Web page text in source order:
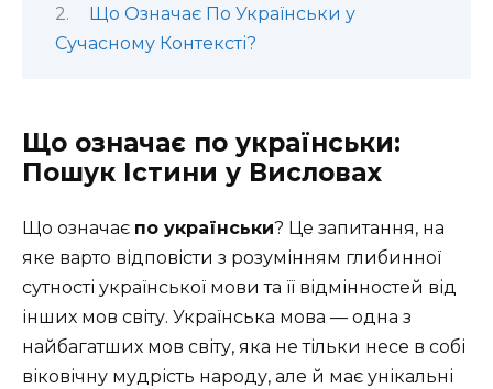
Що Означає По Українськи у
Сучасному Контексті?
Що означає по українськи:
Пошук Істини у Висловах
Що означає по українськи? Це запитання, на
яке варто відповісти з розумінням глибинної
сутності української мови та її відмінностей від
інших мов світу. Українська мова — одна з
найбагатших мов світу, яка не тільки несе в собі
віковічну мудрість народу, але й має унікальні